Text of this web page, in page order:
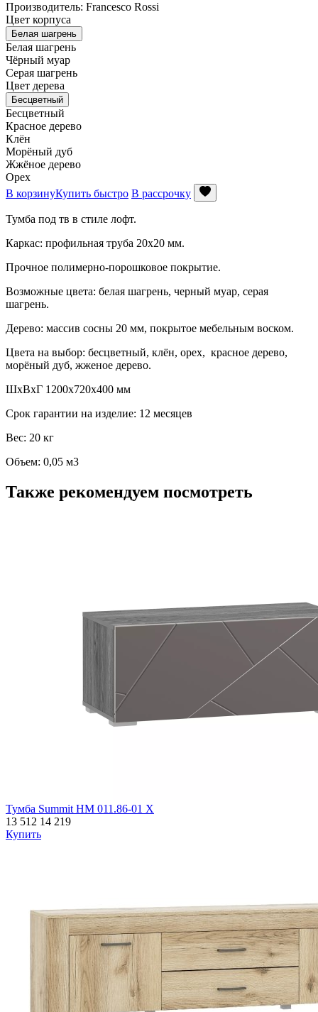
Производитель: Francesco Rossi
Цвет корпуса
Белая шагрень
Белая шагрень
Чёрный муар
Серая шагрень
Цвет дерева
Бесцветный
Бесцветный
Красное дерево
Клён
Морёный дуб
Жжёное дерево
Орех
В корзинуКупить быстро В рассрочку
Тумба под тв в стиле лофт.
Каркас: профильная труба 20х20 мм.
Прочное полимерно-порошковое покрытие.
Возможные цвета: белая шагрень, черный муар, серая
шагрень.
Дерево: массив сосны 20 мм, покрытое мебельным воском.
Цвета на выбор: бесцветный, клён, орех, красное дерево,
морёный дуб, жженое дерево.
ШхВхГ 1200х720х400 мм
Срок гарантии на изделие: 12 месяцев
Вес: 20 кг
Объем: 0,05 м3
Также рекомендуем посмотреть
Тумба Summit НМ 011.86-01 Х
13 512 14 219
Купить